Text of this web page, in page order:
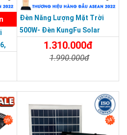
Đèn Năng Lượng Mặt Trời
500W- Đèn KungFu Solar
Năng Lượng Mặt Trời 500W,IP
67 Loại Lớn
1.310.000đ
1.990.000đ
26% 34%